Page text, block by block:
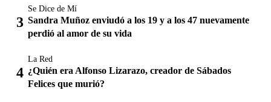
Se Dice de Mí
Sandra Muñoz enviudó a los 19 y a los 47 nuevamente
perdió al amor de su vida
La Red
¿Quién era Alfonso Lizarazo, creador de Sábados
Felices que murió?